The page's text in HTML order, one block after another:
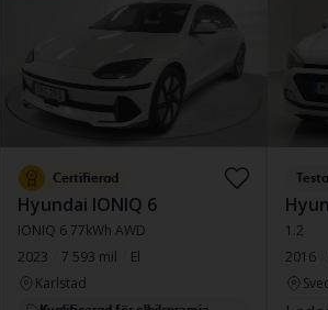
Certifierad
Hyundai IONIQ 6
IONIQ 6 77kWh AWD
2023
7 593 mil
El
Karlstad
1.2
2016